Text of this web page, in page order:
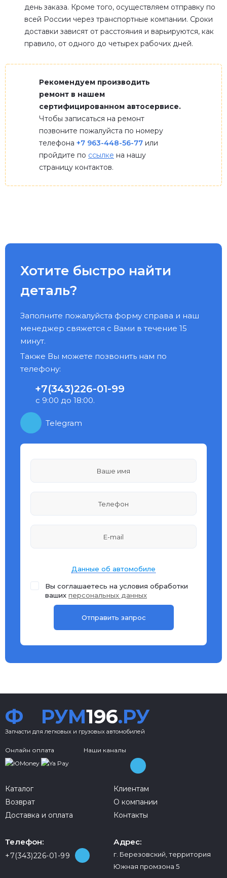
день заказа. Кроме того, осуществляем отправку по
всей России через транспортные компании. Сроки
доставки зависят от расстояния и варьируются, как
правило, от одного до четырех рабочих дней.
Рекомендуем производить
ремонт в нашем
сертифицированном автосервисе.
Чтобы записаться на ремонт
позвоните пожалуйста по номеру
телефона +7 963-448-56-77 или
пройдите по ссылке на нашу
страницу контактов.
Хотите быстро найти
деталь?
Заполните пожалуйста форму справа и наш
менеджер свяжется с Вами в течение 15
минут.
Также Вы можете позвонить нам по
телефону:
+7(343)226-01-99
с 9:00 до 18:00.
Telegram
Данные об автомобиле
Вы соглашаетесь на условия обработки
ваших персональных данных
Ф РУМ196.РУ
Запчасти для легковых и грузовых автомобилей
Онлайн оплата Наши каналы
Каталог
Возврат
Доставка и оплата
Клиентам
О компании
Контакты
Телефон:
+7(343)226-01-99
Адрес:
г. Березовский, территория
Южная промзона 5